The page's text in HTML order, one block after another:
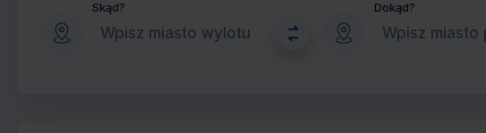
Skąd? Dokąd?